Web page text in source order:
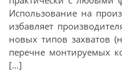
Использование на
избавляет
новых типов захватов
перечне монтируемых
[…]